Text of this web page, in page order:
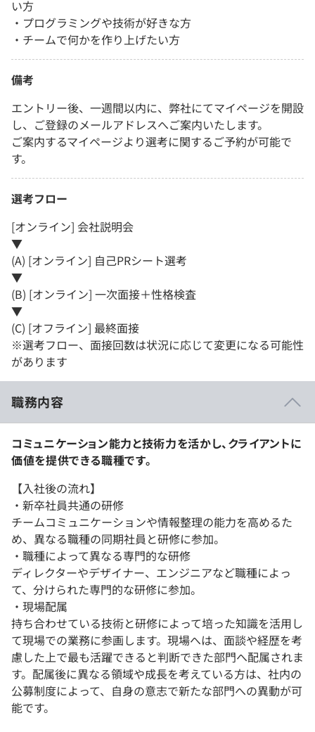
い方
・プログラミングや技術が好きな方
・チームで何かを作り上げたい方
備考
エントリー後、一週間以内に、弊社にてマイページを開設
し、ご登録のメールアドレスへご案内いたします。
ご案内するマイページより選考に関するご予約が可能で
す。
選考フロー
[オンライン] 会社説明会
▼
(A) [オンライン] 自己PRシート選考
▼
(B) [オンライン] 一次面接＋性格検査
▼
(C) [オフライン] 最終面接
※選考フロー、面接回数は状況に応じて変更になる可能性
があります
職務内容
コミュニケーション能力と技術力を活かし、クライアントに
価値を提供できる職種です。
【入社後の流れ】
・新卒社員共通の研修
チームコミュニケーションや情報整理の能力を高めるた
め、異なる職種の同期社員と研修に参加。
・職種によって異なる専門的な研修
ディレクターやデザイナー、エンジニアなど職種によっ
て、分けられた専門的な研修に参加。
・現場配属
持ち合わせている技術と研修によって培った知識を活用し
て現場での業務に参画します。現場へは、面談や経歴を考
慮した上で最も活躍できると判断できた部門へ配属されま
す。配属後に異なる領域や成長を考えている方は、社内の
公募制度によって、自身の意志で新たな部門への異動が可
能です。